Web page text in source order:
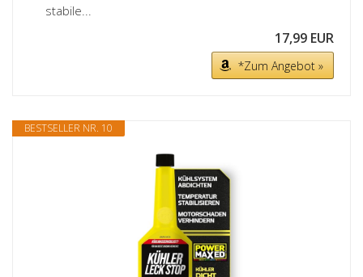
stabile...
17,99 EUR
*Zum Angebot »
BESTSELLER NR. 10